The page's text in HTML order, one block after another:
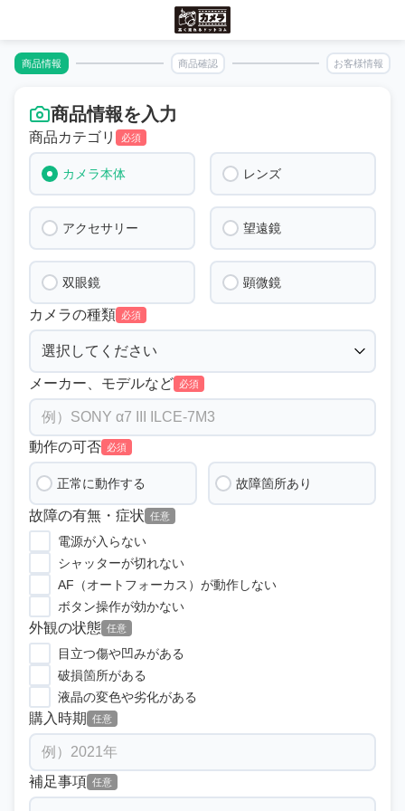
商品情報 商品確認 お客様情報
商品情報を入力
商品カテゴリ 必須
カメラ本体 レンズ
アクセサリー 望遠鏡
双眼鏡 顕微鏡
カメラの種類 必須
メーカー、モデルなど 必須
動作の可否 必須
正常に動作する 故障箇所あり
故障の有無・症状 任意
電源が入らない
シャッターが切れない
AF（オートフォーカス）が動作しない
ボタン操作が効かない
外観の状態 任意
目立つ傷や凹みがある
破損箇所がある
液晶の変色や劣化がある
購入時期 任意
補足事項 任意